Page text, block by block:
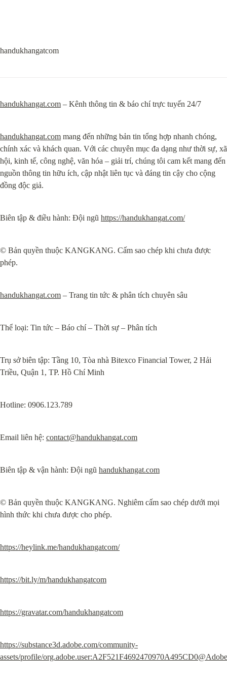
handukhangatcom
handukhangat.com – Kênh thông tin & báo chí trực tuyến 24/7
handukhangat.com mang đến những bản tin tổng hợp nhanh chóng,
chính xác và khách quan. Với các chuyên mục đa dạng như thời sự, xã
hội, kinh tế, công nghệ, văn hóa – giải trí, chúng tôi cam kết mang đến
nguồn thông tin hữu ích, cập nhật liên tục và đáng tin cậy cho cộng
đồng độc giả.
Biên tập & điều hành: Đội ngũ https://handukhangat.com/
© Bản quyền thuộc KANGKANG. Cấm sao chép khi chưa được
phép.
handukhangat.com – Trang tin tức & phân tích chuyên sâu
Thể loại: Tin tức – Báo chí – Thời sự – Phân tích
Trụ sở biên tập: Tầng 10, Tòa nhà Bitexco Financial Tower, 2 Hải
Triều, Quận 1, TP. Hồ Chí Minh
Hotline: 0906.123.789
Email liên hệ: contact@handukhangat.com
Biên tập & vận hành: Đội ngũ handukhangat.com
© Bản quyền thuộc KANGKANG. Nghiêm cấm sao chép dưới mọi
hình thức khi chưa được cho phép.
https://heylink.me/handukhangatcom/
https://bit.ly/m/handukhangatcom
https://gravatar.com/handukhangatcom
https://substance3d.adobe.com/community-
assets/profile/